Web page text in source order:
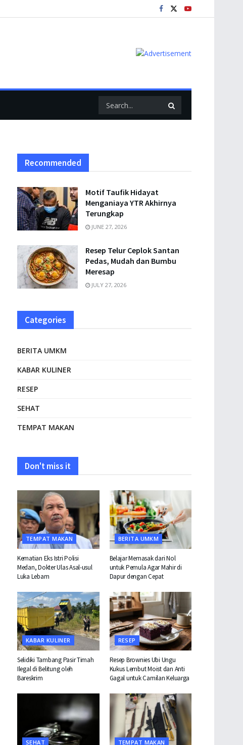
Recommended
Motif Taufik Hidayat
Menganiaya YTR Akhirnya
Terungkap
JUNE 27, 2026
Resep Telur Ceplok Santan
Pedas, Mudah dan Bumbu
Meresap
JULY 27, 2026
Categories
BERITA UMKM
KABAR KULINER
RESEP
SEHAT
TEMPAT MAKAN
Don't miss it
TEMPAT MAKAN
Kematian Eks Istri Polisi
Medan, Dokter Ulas Asal-usul
Luka Lebam
BERITA UMKM
Belajar Memasak dari Nol
untuk Pemula Agar Mahir di
Dapur dengan Cepat
KABAR KULINER
Selidiki Tambang Pasir Timah
Ilegal di Belitung oleh
Bareskrim
RESEP
Resep Brownies Ubi Ungu
Kukus Lembut Moist dan Anti
Gagal untuk Camilan Keluarga
SEHAT TEMPAT MAKAN